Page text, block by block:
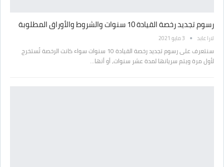
رسوم تجديد رخصة القيادة 10 سنوات والشروط والأوراق المطلوبة
لارا عابد 3 مايو 2021
سنتعرف على رسوم تجديد رخصة القيادة 10 سنوات سواء كانت الرخصة تُستخرج
لأول مرة ويتم سريانها لمدة عشر سنوات، أو أنها…